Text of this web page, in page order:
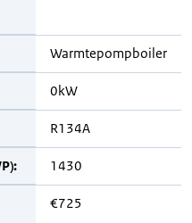
Warmtepompboiler
0kW
R134A
1430
€725